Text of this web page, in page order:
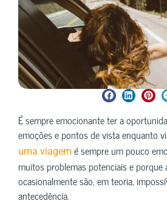
É sempre emocionante ter a
emoções e pontos de vista enquanto
uma viagem é sempre um pouco
muitos problemas potenciais e
ocasionalmente são, em teoria,
antecedência.